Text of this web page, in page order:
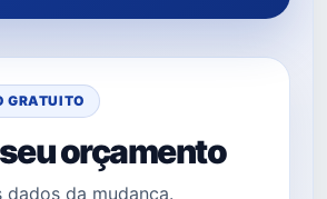
GRATUITO
orçamento
dados da mudança.